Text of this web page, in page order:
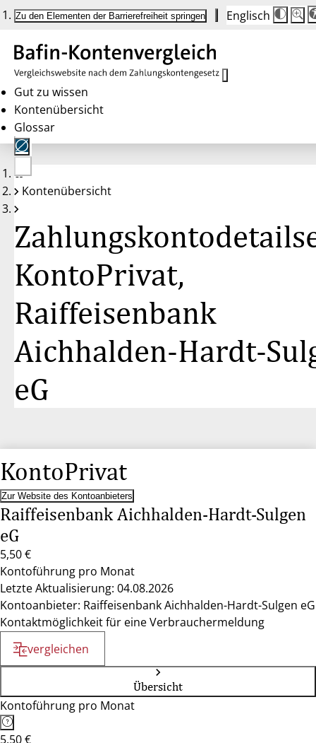
Zu den Elementen der Barrierefreiheit springen Englisch
Die
auf
100
100
Gut zu wissen
Kontenübersicht
Glossar
Keine
Konten
Kontenübersicht
KontoPrivat,
Raiffeisenbank
Aichhalden-Hardt-
eG
KontoPrivat
Zur Website des Kontoanbieters
Raiffeisenbank Aichhalden-Hardt-Sulgen
eG
5,50 €
Kontoführung pro Monat
Letzte Aktualisierung: 04.08.2026
Kontoanbieter: Raiffeisenbank Aichhalden-Hardt-Sulgen eG
Kontaktmöglichkeit für eine Verbrauchermeldung
vergleichen
Übersicht
Kontoführung pro Monat
5,50 €